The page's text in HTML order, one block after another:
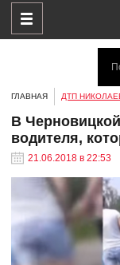
ГЛАВНАЯ ДТП
В
водителя,
21.06.2018 в 22:53